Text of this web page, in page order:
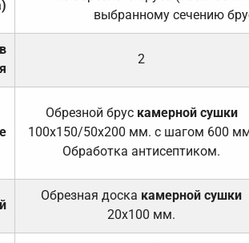
выбранному сечению
2
Обрезной брус камерной сушки
100х150/50х200 мм. с шагом 600
Обработка антисептиком.
Обрезная доска камерной сушки
20х100 мм.